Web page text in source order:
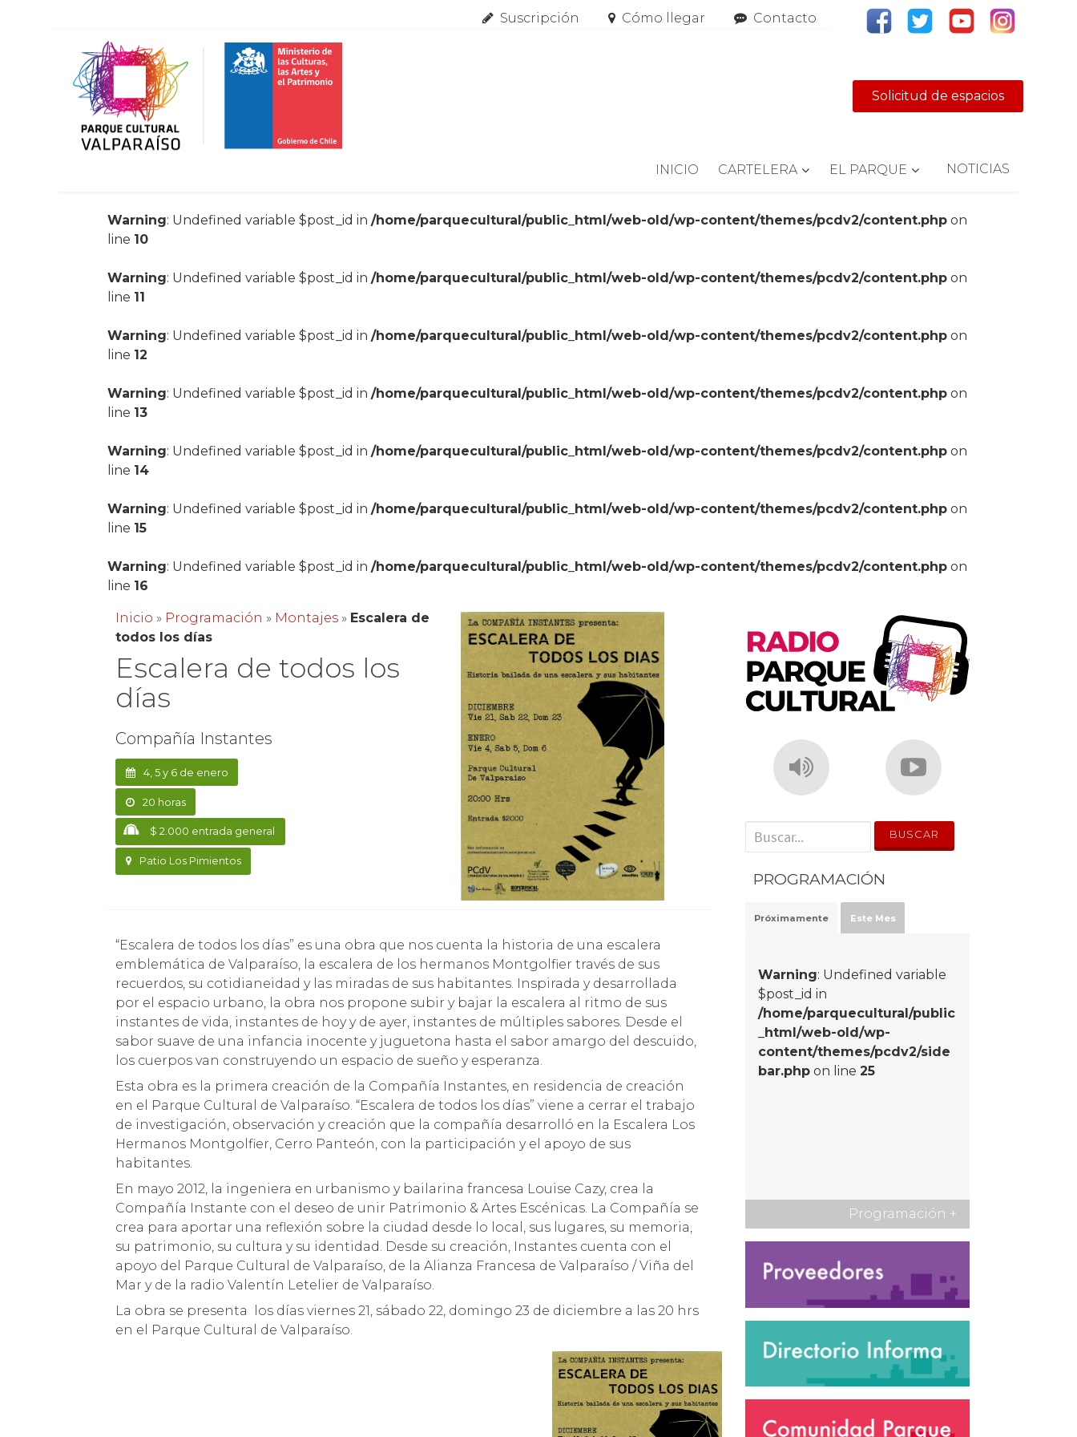
Suscripción Cómo llegar Contacto
Solicitud de espacios
INICIO CARTELERA EL PARQUE NOTICIAS
Warning: Undefined variable $post_id in/home/parquecultural/public_html/web-old/wp-content/themes/pcdv2/content.php on
line 10
Warning: Undefined variable $post_id in/home/parquecultural/public_html/web-old/wp-content/themes/pcdv2/content.php on
line 11
Warning: Undefined variable $post_id in/home/parquecultural/public_html/web-old/wp-content/themes/pcdv2/content.php on
line 12
Warning: Undefined variable $post_id in/home/parquecultural/public_html/web-old/wp-content/themes/pcdv2/content.php on
line 13
Warning: Undefined variable $post_id in/home/parquecultural/public_html/web-old/wp-content/themes/pcdv2/content.php on
line 14
Warning: Undefined variable $post_id in/home/parquecultural/public_html/web-old/wp-content/themes/pcdv2/content.php on
line 15
Warning: Undefined variable $post_id in/home/parquecultural/public_html/web-old/wp-content/themes/pcdv2/content.php on
line 16
Inicio » Programación » Montajes » Escalera de
todos los días
Escalera de todos los
días
Compañía Instantes
4, 5 y 6 de enero
20 horas
$ 2.000 entrada general
Patio Los Pimientos
“Escalera de todos los días” es una obra que nos cuenta la historia de una escalera
emblemática de Valparaíso, la escalera de los hermanos Montgolfier través de sus
recuerdos, su cotidianeidad y las miradas de sus habitantes. Inspirada y desarrollada
por el espacio urbano, la obra nos propone subir y bajar la escalera al ritmo de sus
instantes de vida, instantes de hoy y de ayer, instantes de múltiples sabores. Desde el
sabor suave de una infancia inocente y juguetona hasta el sabor amargo del descuido,
los cuerpos van construyendo un espacio de sueño y esperanza.
Esta obra es la primera creación de la Compañía Instantes, en residencia de creación
en el Parque Cultural de Valparaíso. “Escalera de todos los días” viene a cerrar el trabajo
de investigación, observación y creación que la compañía desarrolló en la Escalera Los
Hermanos Montgolfier, Cerro Panteón, con la participación y el apoyo de sus
habitantes.
En mayo 2012, la ingeniera en urbanismo y bailarina francesa Louise Cazy, crea la
Compañía Instante con el deseo de unir Patrimonio & Artes Escénicas. La Compañía se
crea para aportar una reflexión sobre la ciudad desde lo local, sus lugares, su memoria,
su patrimonio, su cultura y su identidad. Desde su creación, Instantes cuenta con el
apoyo del Parque Cultural de Valparaíso, de la Alianza Francesa de Valparaíso / Viña del
Mar y de la radio Valentín Letelier de Valparaíso.
La obra se presenta los días viernes 21, sábado 22, domingo 23 de diciembre a las 20 hrs
en el Parque Cultural de Valparaíso.
' . __('Search for:') . '
PROGRAMACIÓN
Próximamente Este Mes
Warning: Undefined variable
$post_id in
/home/parquecultural/public
_html/web-old/wp-
content/themes/pcdv2/side
bar.php on line25
Programación +